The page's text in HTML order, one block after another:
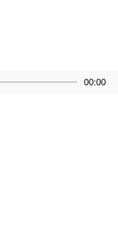
00:00